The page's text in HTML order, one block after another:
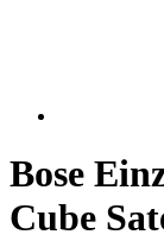
Bose
Cube